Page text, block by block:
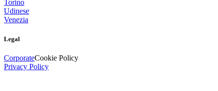
Torino
Udinese
Venezia
Legal
CorporateCookie Policy
Privacy Policy